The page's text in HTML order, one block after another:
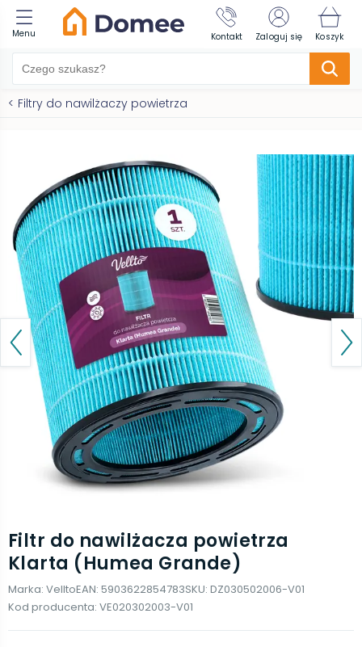
Menu Kontakt Zaloguj się Koszyk
< Filtry do nawilżaczy powietrza
Filtr do nawilżacza powietrza
Klarta (Humea Grande)
Marka: VelltoEAN: 5903622854783SKU: DZ030502006-V01
Kod producenta: VE020302003-V01